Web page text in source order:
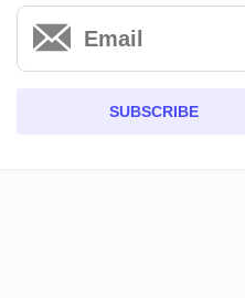
SUBSCRIBE